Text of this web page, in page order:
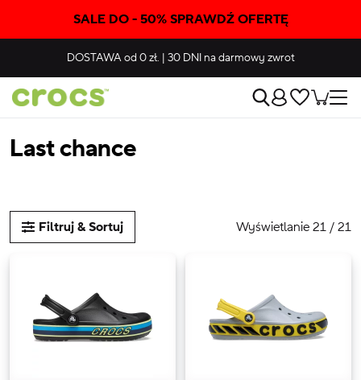
SALE DO - 50% SPRAWDŹ OFERTĘ
DOSTAWAod 0 zł. | 30 DNIna darmowy zwrot
Last chance
Filtruj & Sortuj Wyświetlanie 21 / 21